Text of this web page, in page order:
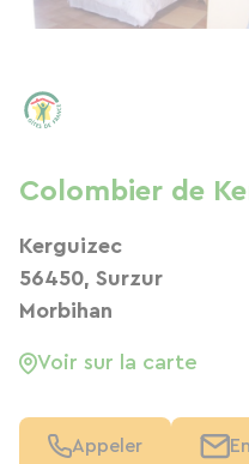
Colombier de
Kerguizec
56450, Surzur
Morbihan
Voir sur la carte
Appeler